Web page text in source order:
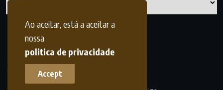
Ao aceitar, está a aceitar a
nossa
politica de privacidade
Accept